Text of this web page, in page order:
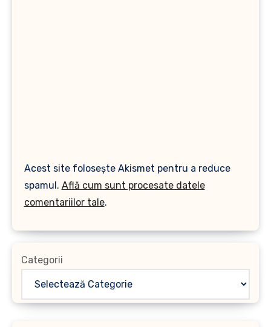
Acest site folosește Akismet pentru a reduce
spamul. Află cum sunt procesate datele
comentariilor tale.
Categorii